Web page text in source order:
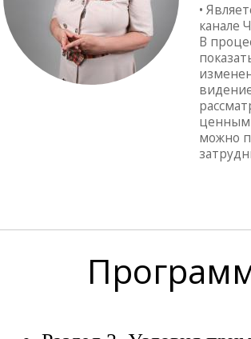
•
канале
В
ценным
можно